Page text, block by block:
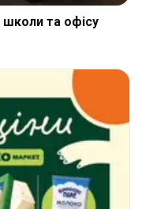
школи та офісу